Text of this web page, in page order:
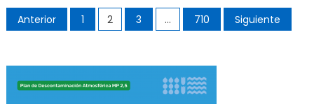
Navegación de entradas
Anterior 1 2 3 … 710 Siguiente